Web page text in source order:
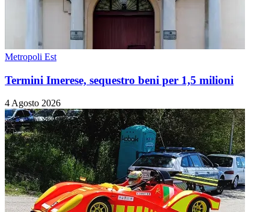
Metropoli Est
Termini Imerese, sequestro beni per 1,5 milioni
4 Agosto 2026